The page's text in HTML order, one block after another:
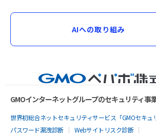
AIへの取り組み
GMOインターネットグループのセキュリティ事
世界初総合ネットセキュリティサービス「GMOセキュ
パスワード漏洩診断
Webサイトリスク診断